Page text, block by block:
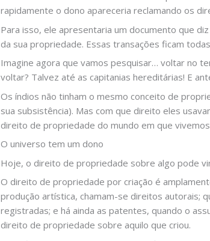
rapidamente o dono apareceria reclamando os
Para isso, ele apresentaria um documento que
da sua propriedade. Essas transações ficam
Imagine agora que vamos pesquisar… voltar no
voltar? Talvez até as capitanias hereditárias! E
Os índios não tinham o mesmo conceito de
sua subsistência). Mas com que direito eles
direito de propriedade do mundo em que
O universo tem um dono
Hoje, o direito de propriedade sobre algo pode
O direito de propriedade por criação é
produção artística, chamam-se direitos autorais;
registradas; e há ainda as patentes, quando o
direito de propriedade sobre aquilo que criou.